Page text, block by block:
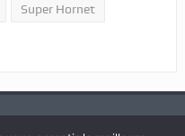
Super Hornet